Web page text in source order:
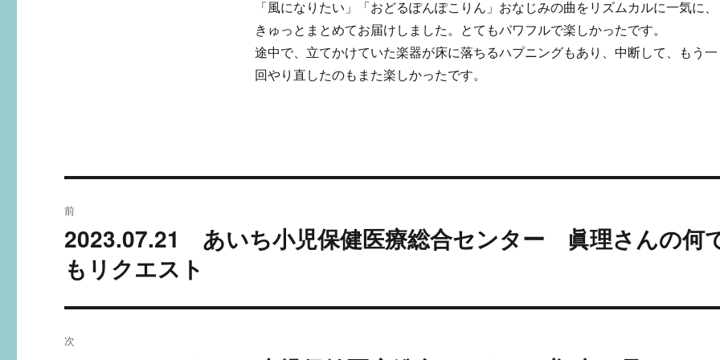
「風になりたい」「おどるぽんぽこりん」おなじみの曲をリズムカルに一気に、
きゅっとまとめてお届けしました。とてもパワフルで楽しかったです。
途中で、立てかけていた楽器が床に落ちるハプニングもあり、中断して、もう一
回やり直したのもまた楽しかったです。
稿
ナ
ゲ
前
過
去
の
投
2023.07.21 あいち小児保健医療総合センター 眞理さんの何
もリクエスト
次